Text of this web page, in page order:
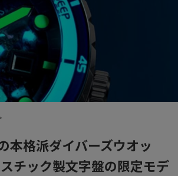
本格派ダイバーズウオッ
チック製文字盤の限定モデ